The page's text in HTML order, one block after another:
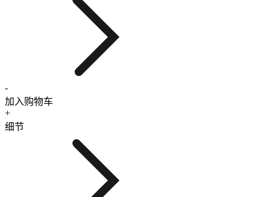
-
加入购物车
+
细节